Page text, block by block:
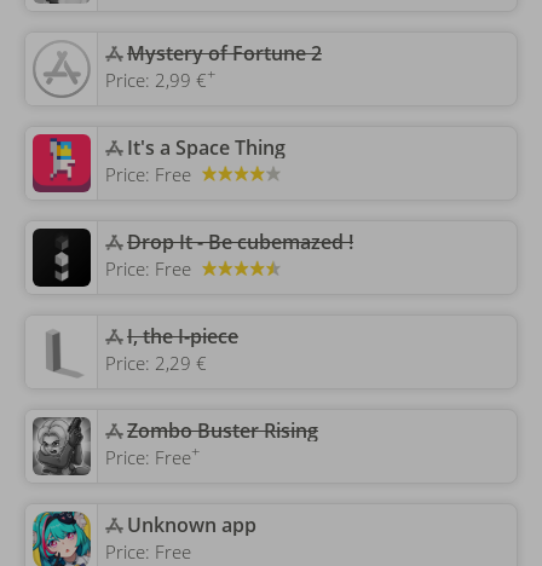
‎Mystery of Fortune 2
Price: 2,99 €+
‎It's a Space Thing
Price: Free
‎Drop It - Be cubemazed !
Price: Free
I, the I-piece
Price: 2,29 €
Zombo Buster Rising
Price: Free+
Unknown app
Price: Free